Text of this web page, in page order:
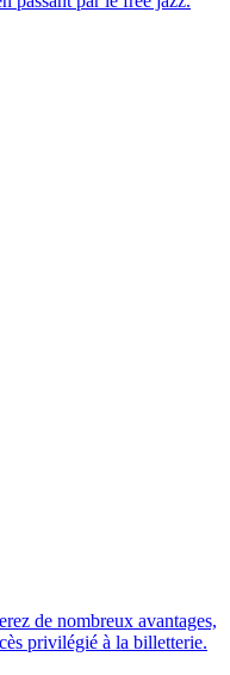
de nombreux avantages,
privilégié à la billetterie.